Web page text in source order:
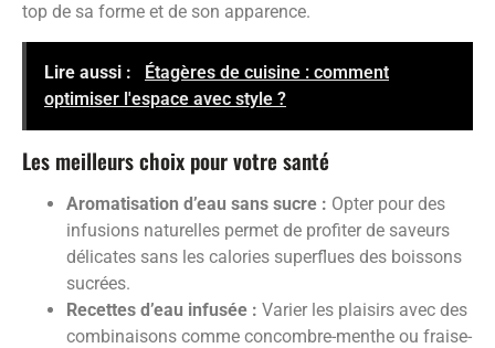
top de sa forme et de son apparence.
Lire aussi :
Étagères de cuisine : comment
optimiser l'espace avec style ?
Les meilleurs choix pour votre santé
Aromatisation d’eau sans sucre : Opter pour des
infusions naturelles permet de profiter de saveurs
délicates sans les calories superflues des boissons
sucrées.
Recettes d’eau infusée : Varier les plaisirs avec des
combinaisons comme concombre-menthe ou fraise-